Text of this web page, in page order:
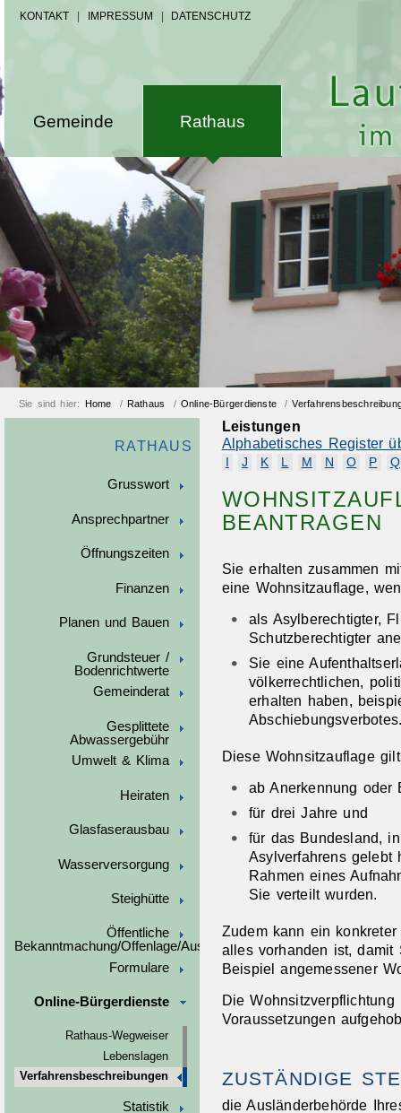
KONTAKT IMPRESSUM DATENSCHUTZ
Gemeinde Rathaus
Sie sind hier: Home / Rathaus / Online-Bürgerdienste /
RATHAUS
Grusswort
Ansprechpartner
Öffnungszeiten
Finanzen
Planen und Bauen
Grundsteuer /
Bodenrichtwerte
Gemeinderat
Gesplittete
Abwassergebühr
Umwelt & Klima
Heiraten
Glasfaserausbau
Wasserversorgung
Steighütte
Öffentliche
Bekanntmachung/Offenlage/Ausschreibungen
Formulare
Online-Bürgerdienste
Rathaus-Wegweiser
Lebenslagen
Verfahrensbeschreibungen
Statistik
Leistungen
Alphabetisches Register
J K L M N O P Q
BEANTRAGEN
Sie erhalten zusammen
eine Wohnsitzauflage,
als Asylberechtigter,
Schutzberechtigter
Sie eine
völkerrechtlichen,
erhalten haben,
Diese Wohnsitzauflage gilt
ab Anerkennung oder
für drei Jahre und
für das Bundesland,
Asylverfahrens
Rahmen eines
Sie verteilt wurden.
Zudem kann ein
alles vorhanden ist,
Beispiel angemessener
Die
Voraussetzungen
ZUSTÄNDIGE
die Ausländerbehörde